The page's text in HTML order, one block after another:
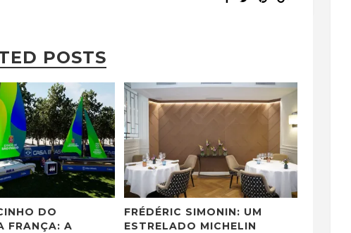
POSTS
DO
FRANÇA: A
FRÉDÉRIC SIMONIN: UM
ESTRELADO MICHELIN